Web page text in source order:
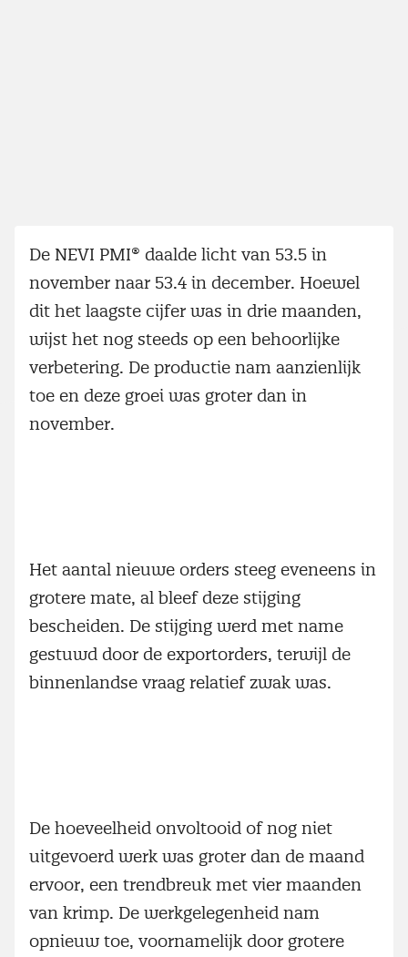
De NEVI PMI® daalde licht van 53.5 in
november naar 53.4 in december. Hoewel
dit het laagste cijfer was in drie maanden,
wijst het nog steeds op een behoorlijke
verbetering. De productie nam aanzienlijk
toe en deze groei was groter dan in
november.
Het aantal nieuwe orders steeg eveneens in
grotere mate, al bleef deze stijging
bescheiden. De stijging werd met name
gestuwd door de exportorders, terwijl de
binnenlandse vraag relatief zwak was.
De hoeveelheid onvoltooid of nog niet
uitgevoerd werk was groter dan de maand
ervoor, een trendbreuk met vier maanden
van krimp. De werkgelegenheid nam
opnieuw toe, voornamelijk door grotere